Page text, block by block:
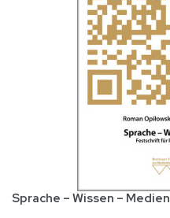
Sprache – Wissen – Medien